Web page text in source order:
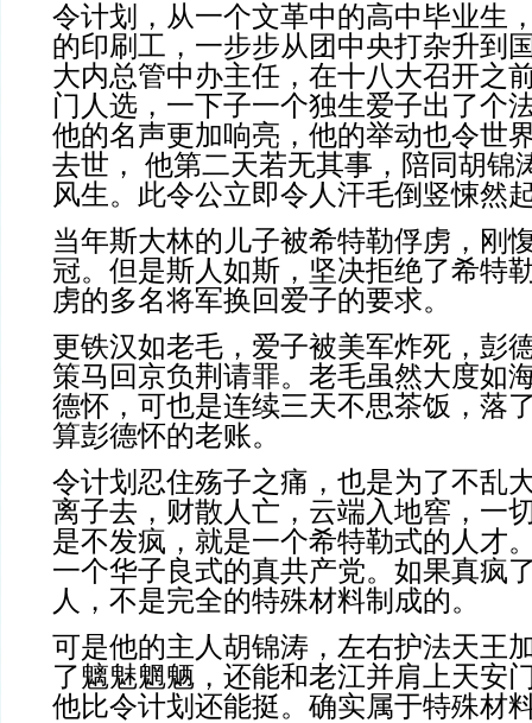
令计划，从一个文革中的高中毕业生
的印刷工，一步步从团中央打杂升到
大内总管中办主任，在十八大召开之
门人选，一下子一个独生爱子出了个
他的名声更加响亮，他的举动也令世
去世， 他第二天若无其事，陪同胡锦
风生。此令公立即令人汗毛倒竖悚然
当年斯大林的儿子被希特勒俘虏，刚
冠。但是斯人如斯，坚决拒绝了希特
虏的多名将军换回爱子的要求。
更铁汉如老毛，爱子被美军炸死，彭
策马回京负荆请罪。老毛虽然大度如
德怀，可也是连续三天不思茶饭，落
算彭德怀的老账。
令计划忍住殇子之痛，也是为了不乱
离子去，财散人亡，云端入地窖，一
是不发疯，就是一个希特勒式的人才
一个华子良式的真共产党。如果真疯
人，不是完全的特殊材料制成的。
可是他的主人胡锦涛，左右护法天王
了魑魅魍魉，还能和老江并肩上天安
他比令计划还能挺。确实属于特殊材